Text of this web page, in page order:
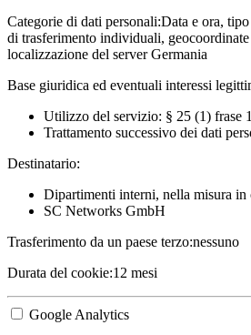
Categorie di dati personali:Data e ora,
di trasferimento individuali,
localizzazione del server Germania
Base giuridica ed eventuali interessi
Utilizzo del servizio: § 25 (1) frase
Trattamento successivo dei dati
Destinatario:
Dipartimenti interni, nella misura in
SC Networks GmbH
Trasferimento da un paese terzo:nessuno
Durata del cookie:12 mesi
Google Analytics